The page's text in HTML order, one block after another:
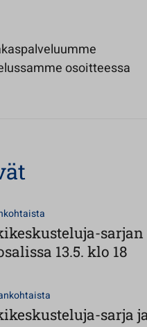
osoitteessa
13.5. klo 18
sarja